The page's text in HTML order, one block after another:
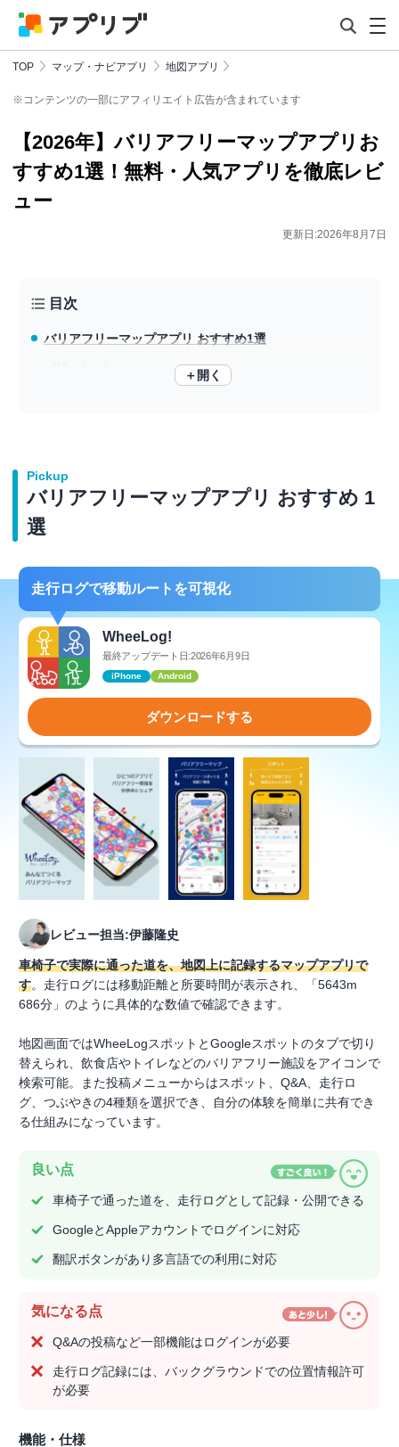
TOP マップ・ナビアプリ 地図アプリ
※コンテンツの一部にアフィリエイト広告が含まれています
【2026年】バリアフリーマップアプリお
すすめ1選！無料・人気アプリを徹底レビ
ュー
更新日:2026年8月7日
目次
バリアフリーマップアプリ おすすめ1選
走行ログで移動ルートを可視化
＋開く
Pickup
バリアフリーマップアプリ おすすめ 1
選
走行ログで移動ルートを可視化
WheeLog!
最終アップデート日:2026年6月9日
iPhone Android
ダウンロードする
レビュー担当:伊藤隆史
車椅子で実際に通った道を、地図上に記録するマップアプリで
す。走行ログには移動距離と所要時間が表示され、「5643m
686分」のように具体的な数値で確認できます。
地図画面ではWheeLogスポットとGoogleスポットのタブで切り
替えられ、飲食店やトイレなどのバリアフリー施設をアイコンで
検索可能。また投稿メニューからはスポット、Q&A、走行ロ
グ、つぶやきの4種類を選択でき、自分の体験を簡単に共有でき
る仕組みになっています。
良い点
車椅子で通った道を、走行ログとして記録・公開できる
GoogleとAppleアカウントでログインに対応
翻訳ボタンがあり多言語での利用に対応
気になる点
Q&Aの投稿など一部機能はログインが必要
走行ログ記録には、バックグラウンドでの位置情報許可
が必要
機能・仕様